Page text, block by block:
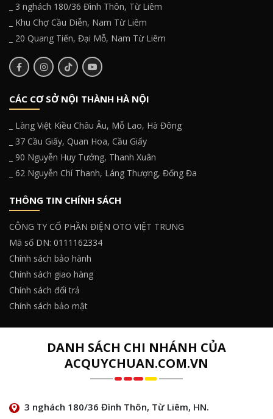
_ 3 nghách 180/36 Đình Thôn, Từ Liêm
_ Khu Chợ Cầu Diễn, Nam Từ Liêm
_ 20 Quang Tiến, Đại Mỗ, Nam Từ Liêm
CÁC CƠ SỞ NỘI THÀNH HÀ NỘI
_ Làng Việt Kiều Châu Âu, Mỗ Lao, Hà Đông
_ 37 Cầu Giấy, Quan Hoa, Cầu Giấy
_ 90 Nguyễn Huy Tưởng, Thanh Xuân
_ 62 Nguyễn Chí Thanh, Láng Thượng, Đống Đa
THÔNG TIN CHÍNH SÁCH
CÔNG TY CỔ PHẦN ĐIỆN OTO VIỆT TRUNG
Mã số DN: 0111162334
Chính sách bảo hành
Chính sách giao hàng
Chính sách đổi trả
Chính sách bảo mật
DANH SÁCH CHI NHÁNH CỦA
ACQUYCHUAN.COM.VN
3 nghách 180/36 Đình Thôn, Từ Liêm, HN.